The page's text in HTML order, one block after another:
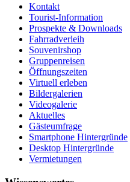
Kontakt
Tourist-Information
Prospekte & Downloads
Fahrradverleih
Souvenirshop
Gruppenreisen
Öffnungszeiten
Virtuell erleben
Bildergalerien
Videogalerie
Aktuelles
Gästeumfrage
Smartphone Hintergründe
Desktop Hintergründe
Vermietungen